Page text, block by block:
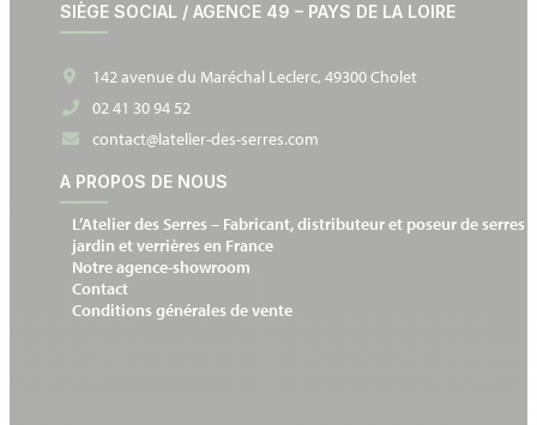
SIÈGE SOCIAL / AGENCE 49 – PAYS DE LA LOIRE
142 avenue du Maréchal Leclerc, 49300 Cholet
02 41 30 94 52
contact@latelier-des-serres.com
A PROPOS DE NOUS
L’Atelier des Serres – Fabricant, distributeur et poseur de serres
jardin et verrières en France
Notre agence-showroom
Contact
Conditions générales de vente